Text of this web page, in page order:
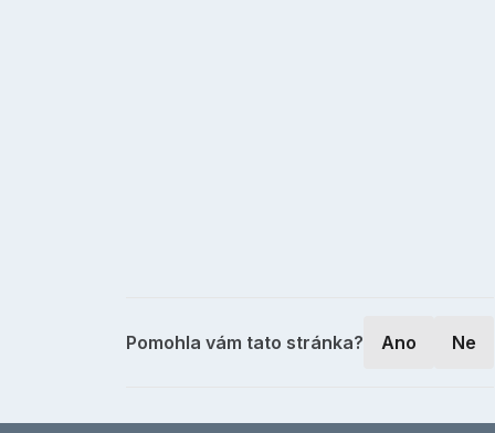
Pomohla vám tato stránka? Ano Ne